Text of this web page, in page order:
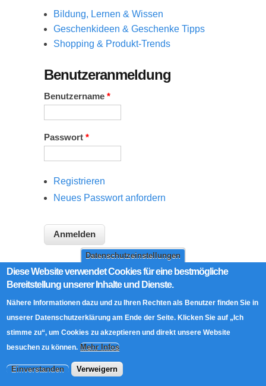
Datenschutzeinstellungen
Diese Website verwendet Cookies für eine bestmögliche
Bereitstellung unserer Inhalte und Dienste.
Nähere Informationen dazu und zu Ihren Rechten als Benutzer finden Sie in
unserer Datenschutzerklärung am Ende der Seite. Klicken Sie auf „Ich
stimme zu“, um Cookies zu akzeptieren und direkt unsere Website
besuchen zu können. Mehr Infos
Einverstanden Verweigern
Bildung, Lernen & Wissen
Geschenkideen & Geschenke Tipps
Shopping & Produkt-Trends
Benutzeranmeldung
Benutzername *
Passwort *
Registrieren
Neues Passwort anfordern
Über magicofword
Datenschutz